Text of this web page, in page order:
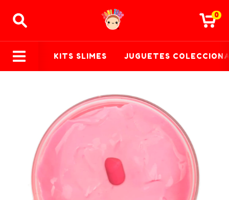
0
KITS SLIMES JUGUETES